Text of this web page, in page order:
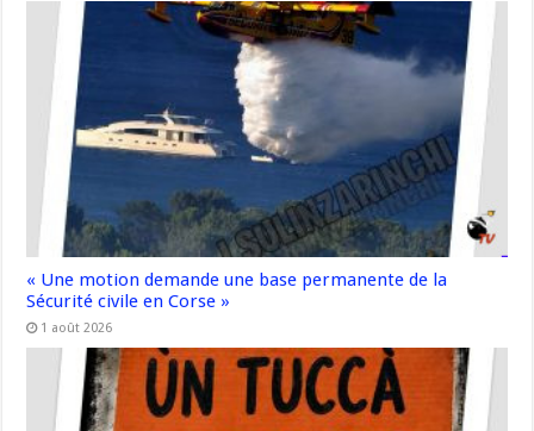
« Une motion demande une base permanente de la
Sécurité civile en Corse »
1 août 2026